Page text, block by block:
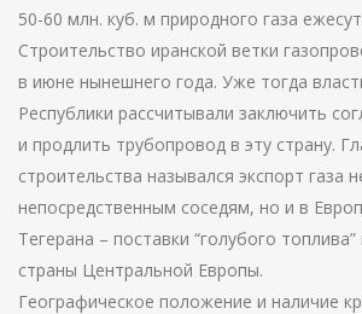
50-60 млн. куб. м природного газа
Строительство иранской ветки
в июне нынешнего года. Уже тогда
Республики рассчитывали заключить
и продлить трубопровод в эту страну.
строительства назывался экспорт газа
непосредственным соседям, но и в
Тегерана – поставки “голубого
страны Центральной Европы.
Географическое положение и наличие